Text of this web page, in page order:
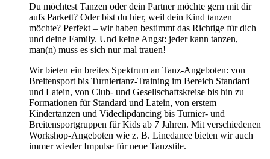
Du möchtest Tanzen oder dein Partner möchte gern mit dir
aufs Parkett? Oder bist du hier, weil dein Kind tanzen
möchte? Perfekt – wir haben bestimmt das Richtige für dich
und deine Family. Und keine Angst: jeder kann tanzen,
man(n) muss es sich nur mal trauen!
Wir bieten ein breites Spektrum an Tanz-Angeboten: von
Breitensport bis Turniertanz-Training im Bereich Standard
und Latein, von Club- und Gesellschaftskreise bis hin zu
Formationen für Standard und Latein, von erstem
Kindertanzen und Videclipdancing bis Turnier- und
Breitensportgruppen für Kids ab 7 Jahren. Mit verschiedenen
Workshop-Angeboten wie z. B. Linedance bieten wir auch
immer wieder Impulse für neue Tanzstile.